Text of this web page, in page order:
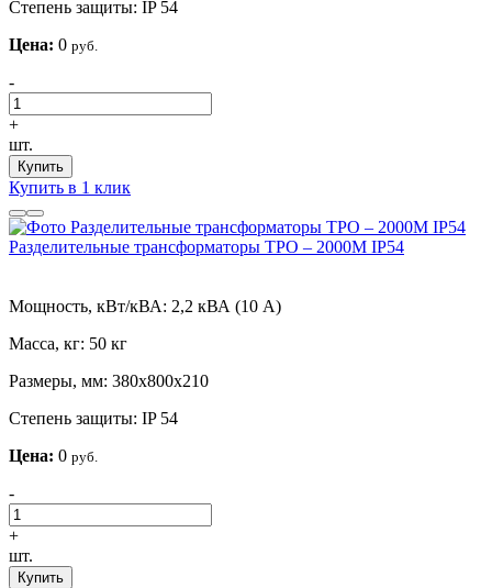
Степень защиты: IP 54
Цена: 0 руб.
-
+
шт.
Купить
Купить в 1 клик
Разделительные трансформаторы ТРО – 2000М IP54
Мощность, кВт/кВА: 2,2 кВА (10 А)
Масса, кг: 50 кг
Размеры, мм: 380х800х210
Степень защиты: IP 54
Цена: 0 руб.
-
+
шт.
Купить